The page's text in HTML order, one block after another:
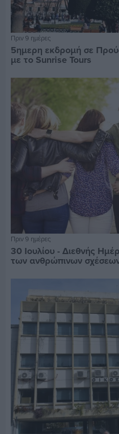
Πριν 9 ημέρες
5ημερη εκδρομή σε
με το Sunrise Tours
Πριν 9 ημέρες
30 Ιουλίου - Διεθνής
των ανθρώπινων